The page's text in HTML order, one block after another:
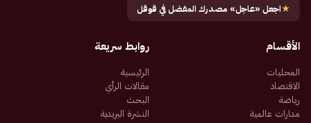
★اجعل «عاجل» مصدرك المفضل في قوقل
الأقسام
المحليات
الاقتصاد
رياضة
مدارات عالمية
روابط سريعة
الرئيسية
مقالات الرأي
البحث
النشرة البريدية